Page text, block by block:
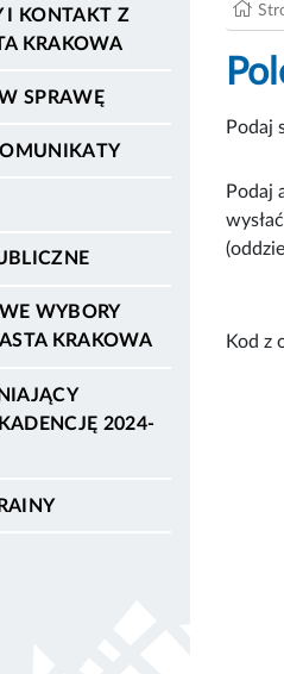
I KONTAKT Z
KRAKOWA
SPRAWĘ
WYBORY
KRAKOWA
2024-
Podaj
Podaj
Kod z